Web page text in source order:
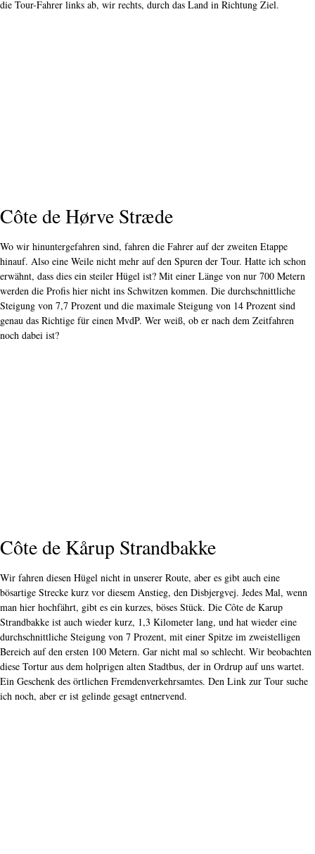
die Tour-Fahrer links ab, wir rechts, durch das Land in Richtung Ziel.
Côte de Hørve Stræde
Wo wir hinuntergefahren sind, fahren die Fahrer auf der zweiten Etappe
hinauf. Also eine Weile nicht mehr auf den Spuren der Tour. Hatte ich schon
erwähnt, dass dies ein steiler Hügel ist? Mit einer Länge von nur 700 Metern
werden die Profis hier nicht ins Schwitzen kommen. Die durchschnittliche
Steigung von 7,7 Prozent und die maximale Steigung von 14 Prozent sind
genau das Richtige für einen MvdP. Wer weiß, ob er nach dem Zeitfahren
Côte de Kårup Strandbakke
Wir fahren diesen Hügel nicht in unserer Route, aber es gibt auch eine
bösartige Strecke kurz vor diesem Anstieg, den Disbjergvej. Jedes Mal, wenn
man hier hochfährt, gibt es ein kurzes, böses Stück. Die Côte de Karup
Strandbakke ist auch wieder kurz, 1,3 Kilometer lang, und hat wieder eine
durchschnittliche Steigung von 7 Prozent, mit einer Spitze im zweistelligen
Bereich auf den ersten 100 Metern. Gar nicht mal so schlecht. Wir beobachten
diese Tortur aus dem holprigen alten Stadtbus, der in Ordrup auf uns wartet.
Ein Geschenk des örtlichen Fremdenverkehrsamtes. Den Link zur Tour suche
ich noch, aber er ist gelinde gesagt entnervend.